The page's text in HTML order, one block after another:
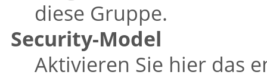
diese Gruppe.
Security-Model
Aktivieren Sie hier das